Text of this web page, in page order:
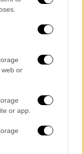
web or
or app.
αρχαιότητες
σύνολο των
νόμου «Περί
της
κατά
περίοδο
π.Χ.), στη
(1ος